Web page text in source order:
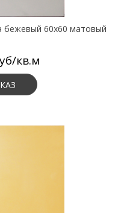
бежевый 60х60 матовый
кв.м